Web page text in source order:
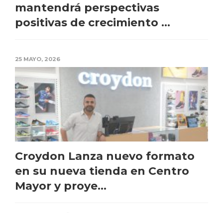
mantendrá perspectivas
positivas de crecimiento ...
25 MAYO, 2026
Croydon Lanza nuevo formato
en su nueva tienda en Centro
Mayor y proye...